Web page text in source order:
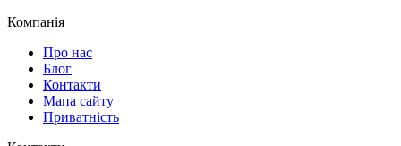
Компанія
Про нас
Блог
Контакти
Мапа сайту
Приватність